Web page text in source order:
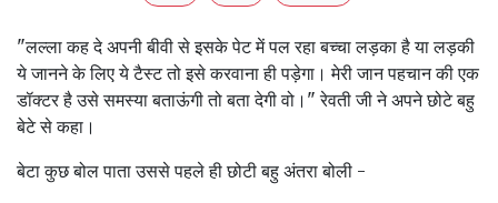
"लल्ला कह दे अपनी बीवी से इसके पेट में पल रहा बच्चा लड़का है या लड़की
ये जानने के लिए ये टैस्ट तो इसे करवाना ही पड़ेगा। मेरी जान पहचान की एक
डॉक्टर है उसे समस्या बताऊंगी तो बता देगी वो।" रेवती जी ने अपने छोटे बहु
बेटे से कहा।
बेटा कुछ बोल पाता उससे पहले ही छोटी बहु अंतरा बोली -